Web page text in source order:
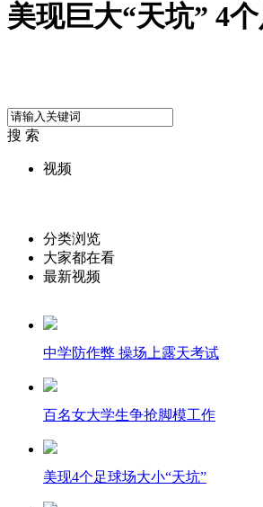
美现巨大“天坑” 4
搜 索
视频
分类浏览
大家都在看
最新视频
中学防作弊 操场上露天考试
百名女大学生争抢脚模工作
美现4个足球场大小“天坑”